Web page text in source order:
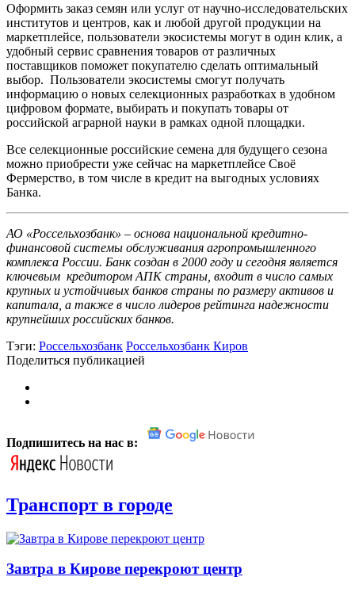
Оформить заказ семян или услуг от научно-исследовательских
институтов и центров, как и любой другой продукции на
маркетплейсе, пользователи экосистемы могут в один клик, а
удобный сервис сравнения товаров от различных
поставщиков поможет покупателю сделать оптимальный
выбор. Пользователи экосистемы смогут получать
информацию о новых селекционных разработках в удобном
цифровом формате, выбирать и покупать товары от
российской аграрной науки в рамках одной площадки.
Все селекционные российские семена для будущего сезона
можно приобрести уже сейчас на маркетплейсе Своё
Фермерство, в том числе в кредит на выгодных условиях
Банка.
АО «Россельхозбанк» – основа национальной кредитно-
финансовой системы обслуживания агропромышленного
комплекса России. Банк создан в 2000 году и сегодня является
ключевым кредитором АПК страны, входит в число самых
крупных и устойчивых банков страны по размеру активов и
капитала, а также в число лидеров рейтинга надежности
крупнейших российских банков.
Тэги: Россельхозбанк Россельхозбанк Киров
Поделиться публикацией
Подпишитесь на нас в:
Транспорт в городе
Завтра в Кирове перекроют центр